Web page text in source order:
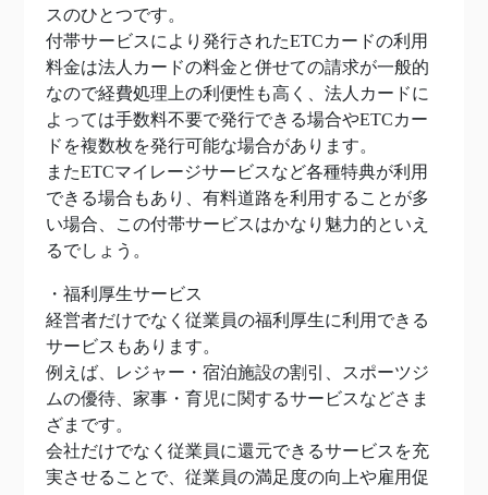
スのひとつです。
付帯サービスにより発行されたETCカードの利用
料金は法人カードの料金と併せての請求が一般的
なので経費処理上の利便性も高く、法人カードに
よっては手数料不要で発行できる場合やETCカー
ドを複数枚を発行可能な場合があります。
またETCマイレージサービスなど各種特典が利用
できる場合もあり、有料道路を利用することが多
い場合、この付帯サービスはかなり魅力的といえ
るでしょう。
・福利厚生サービス
経営者だけでなく従業員の福利厚生に利用できる
サービスもあります。
例えば、レジャー・宿泊施設の割引、スポーツジ
ムの優待、家事・育児に関するサービスなどさま
ざまです。
会社だけでなく従業員に還元できるサービスを充
実させることで、従業員の満足度の向上や雇用促